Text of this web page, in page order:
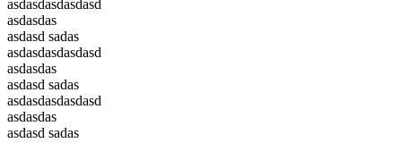
asdasdasdasdasd
asdasdas
asdasd sadas
asdasdasdasdasd
asdasdas
asdasd sadas
asdasdasdasdasd
asdasdas
asdasd sadas